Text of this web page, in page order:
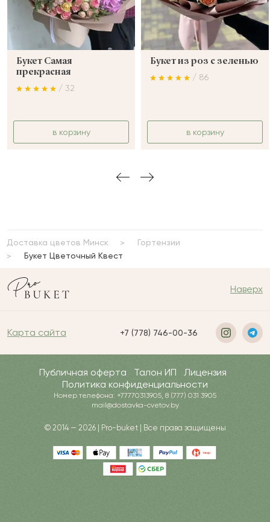
Букет Самая
прекрасная
/ 32
в корзину
Букет из роз с зеленью
/ 86
в корзину
Доставка цветов Минск
Гортензии
Букет Цветочный Квест
Наверх
Карта сайта +7 (778) 746-00-36
Публичная оферта Талон ИП
Лицензия
Политика конфиденциальности
Номер телефона: +77770313905, 8 (777) 031 3905
mail@dostavka-cvetov.by
© 2014 — 2026 | Pro-buket | Все права защищены